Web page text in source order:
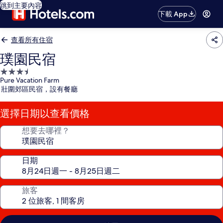
跳到主要內容
下載 App
查看所有住宿
璞園民宿
3.5
星
級
住
宿
Pure Vacation Farm
壯圍郊區民宿，設有餐廳
選擇日期以查看價格
想要去哪裡？
日期
旅客